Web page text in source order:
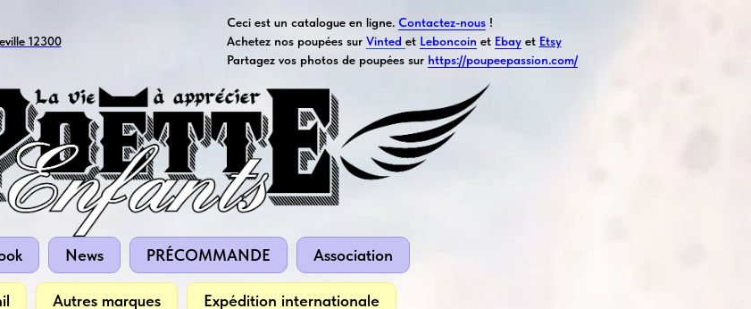
12300
Ceci est un catalogue en ligne. Contactez-nous!
Achetez nos poupées sur Vinted et Leboncoin et Ebayet Etsy
Partagez vos photos de poupées sur https://poupeepassion.com/
News PRÉCOMMANDE Association
Autres marques Expédition internationale